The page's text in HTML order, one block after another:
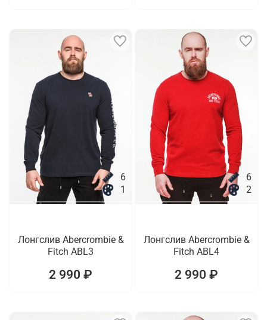
6
1
Лонгслив Abercrombie &
Fitch ABL3
2 990 ₽
6
2
Лонгслив Abercrombie &
Fitch ABL4
2 990 ₽